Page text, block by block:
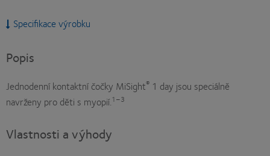
Specifikace výrobku
Popis
Jednodenní kontaktní čočky MiSight® 1 day jsou speciálně
navrženy pro děti s myopií.1–3
Vlastnosti a výhody